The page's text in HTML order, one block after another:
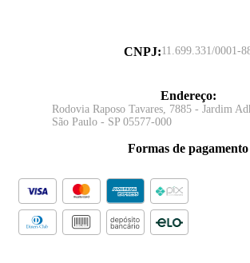
CNPJ:11.699.331/0001-
Endereço:
Rodovia Raposo Tavares, 7885 - Jardim
São Paulo - SP 05577-000
Formas de pagamento